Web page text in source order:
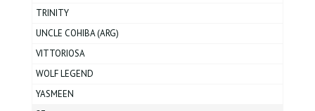
TRINITY
UNCLE COHIBA (ARG)
VITTORIOSA
WOLF LEGEND
YASMEEN